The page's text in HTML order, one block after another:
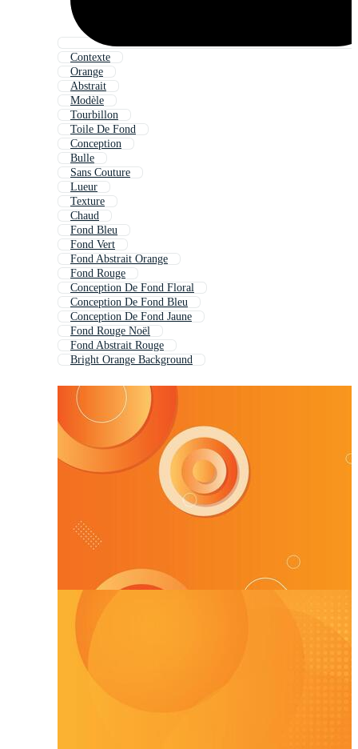
Contexte
Orange
Abstrait
Modèle
Tourbillon
Toile De Fond
Conception
Bulle
Sans Couture
Lueur
Texture
Chaud
Fond Bleu
Fond Vert
Fond Abstrait Orange
Fond Rouge
Conception De Fond Floral
Conception De Fond Bleu
Conception De Fond Jaune
Fond Rouge Noël
Fond Abstrait Rouge
Bright Orange Background